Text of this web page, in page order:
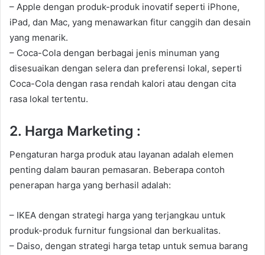
– Apple dengan produk-produk inovatif seperti iPhone,
iPad, dan Mac, yang menawarkan fitur canggih dan desain
yang menarik.
– Coca-Cola dengan berbagai jenis minuman yang
disesuaikan dengan selera dan preferensi lokal, seperti
Coca-Cola dengan rasa rendah kalori atau dengan cita
rasa lokal tertentu.
2. Harga Marketing :
Pengaturan harga produk atau layanan adalah elemen
penting dalam bauran pemasaran. Beberapa contoh
penerapan harga yang berhasil adalah:
– IKEA dengan strategi harga yang terjangkau untuk
produk-produk furnitur fungsional dan berkualitas.
– Daiso, dengan strategi harga tetap untuk semua barang